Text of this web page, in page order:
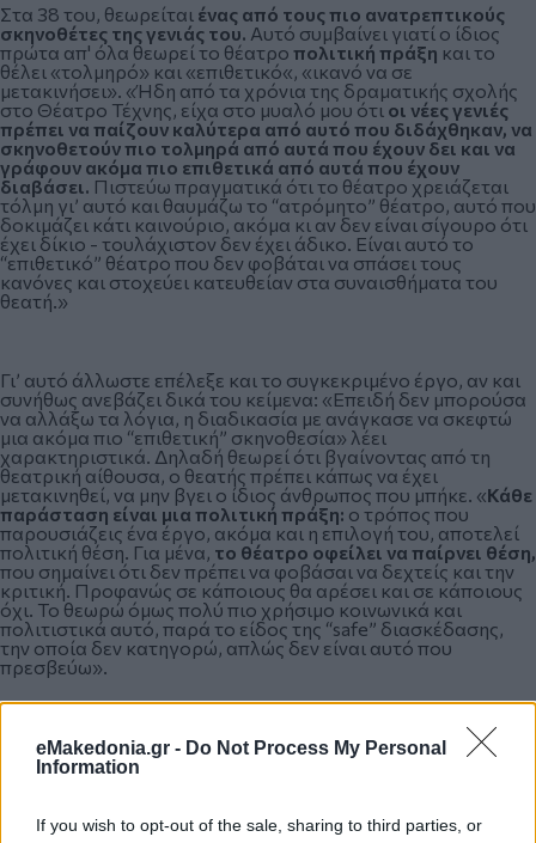
eMakedonia.gr - Do Not Process My Personal
Information
If you wish to opt-out of the sale, sharing to third parties, or
Στα 38 του, θεωρείται ένας από τους πιο ανατρεπτικούς
σκηνοθέτες της γενιάς του. Αυτό συμβαίνει γιατί ο ίδιος
πρώτα απ' όλα θεωρεί το θέατρο πολιτική πράξη και το
θέλει «τολμηρό» και «επιθετικό«, «ικανό να σε
μετακινήσει». «Ήδη από τα χρόνια της δραματικής σχολής
στο Θέατρο Τέχνης, είχα στο μυαλό μου ότι οι νέες γενιές
πρέπει να παίζουν καλύτερα από αυτό που διδάχθηκαν, να
σκηνοθετούν πιο τολμηρά από αυτά που έχουν δει και να
γράφουν ακόμα πιο επιθετικά από αυτά που έχουν
διαβάσει. Πιστεύω πραγματικά ότι το θέατρο χρειάζεται
τόλμη γι’ αυτό και θαυμάζω το “ατρόμητο” θέατρο, αυτό που
δοκιμάζει κάτι καινούριο, ακόμα κι αν δεν είναι σίγουρο ότι
έχει δίκιο - τουλάχιστον δεν έχει άδικο. Είναι αυτό το
“επιθετικό” θέατρο που δεν φοβάται να σπάσει τους
κανόνες και στοχεύει κατευθείαν στα συναισθήματα του
θεατή.»
Γι’ αυτό άλλωστε επέλεξε και το συγκεκριμένο έργο, αν και
συνήθως ανεβάζει δικά του κείμενα: «Επειδή δεν μπορούσα
να αλλάξω τα λόγια, η διαδικασία με ανάγκασε να σκεφτώ
μια ακόμα πιο “επιθετική” σκηνοθεσία» λέει
χαρακτηριστικά. Δηλαδή θεωρεί ότι βγαίνοντας από τη
θεατρική αίθουσα, ο θεατής πρέπει κάπως να έχει
μετακινηθεί, να μην βγει ο ίδιος άνθρωπος που μπήκε. «Κάθε
παράσταση είναι μια πολιτική πράξη: ο τρόπος που
παρουσιάζεις ένα έργο, ακόμα και η επιλογή του, αποτελεί
πολιτική θέση. Για μένα, το θέατρο οφείλει να παίρνει θέση,
που σημαίνει ότι δεν πρέπει να φοβάσαι να δεχτείς και την
κριτική. Προφανώς σε κάποιους θα αρέσει και σε κάποιους
όχι. Το θεωρώ όμως πολύ πιο χρήσιμο κοινωνικά και
πολιτιστικά αυτό, παρά το είδος της “safe” διασκέδασης,
την οποία δεν κατηγορώ, απλώς δεν είναι αυτό που
πρεσβεύω».
Και αυτό πιστεύει για όλα τα είδη θεάτρου:«Ακόμα και αν
ανεβάσει κανείς ένα έργο του Σαίξπηρ με μια συμβατική,
Σαίξπηρ, όπου ο ίδιος ο τίτλος υποδηλώνει ειρωνικά ότι “θα